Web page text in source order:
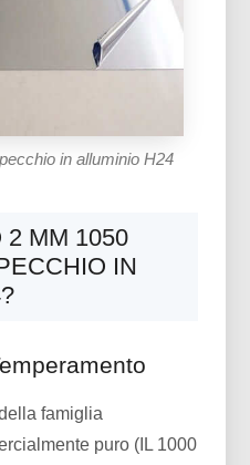
in alluminio H24
2 MM 1050
IN
famiglia
puro (IL 1000